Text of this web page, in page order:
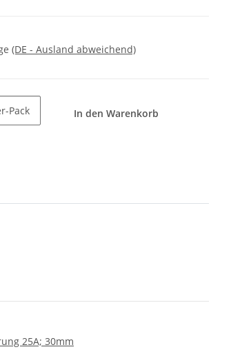
(DE - Ausland abweichend)
Pack In den Warenkorb